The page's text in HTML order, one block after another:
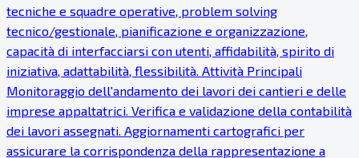
tecniche e squadre operative, problem solving
tecnico/gestionale, pianificazione e organizzazione,
capacità di interfacciarsi con utenti, affidabilità, spirito di
iniziativa, adattabilità, flessibilità. Attività Principali
Monitoraggio dell'andamento dei lavori dei cantieri e delle
imprese appaltatrici. Verifica e validazione della contabilità
dei lavori assegnati. Aggiornamenti cartografici per
assicurare la corrispondenza della rappresentazione a